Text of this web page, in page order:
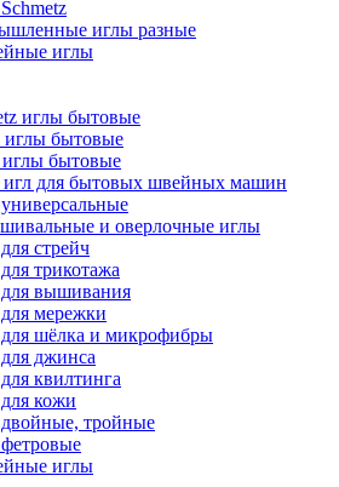
иглы разные
иглы
иглы бытовые
иглы бытовые
иглы бытовые
для бытовых швейных машин
и оверлочные иглы
стрейч
трикотажа
вышивания
мережки
шёлка и микрофибры
джинса
квилтинга
кожи
тройные
иглы